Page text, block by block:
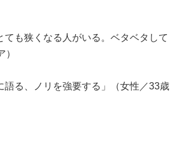
ても狭くなる人がいる。ベタベタして
語る、ノリを強要する」（女性／33歳